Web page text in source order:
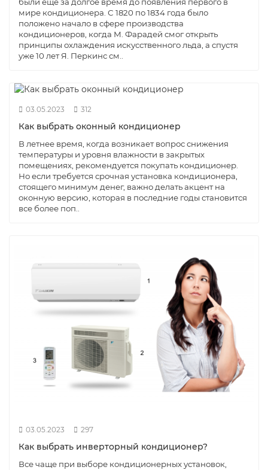
были еще за долгое время до появления первого в
мире кондиционера. С 1820 по 1834 года было
положено начало в сфере производства
кондиционеров, когда М. Фарадей смог открыть
принципы охлаждения искусственного льда, а спустя
уже 10 лет Я. Перкинс см..
03.05.2023 312
Как выбрать оконный кондиционер
В летнее время, когда возникает вопрос снижения
температуры и уровня влажности в закрытых
помещениях, рекомендуется покупать кондиционер.
Но если требуется срочная установка кондиционера,
стоящего минимум денег, важно делать акцент на
оконную версию, которая в последние годы становится
все более поп..
03.05.2023 297
Как выбрать инверторный кондиционер?
Все чаще при выборе кондиционерных установок,